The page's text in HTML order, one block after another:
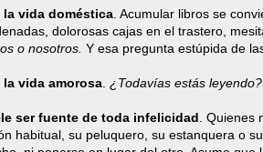
la vida doméstica . Acumular libros se
dolorosas cajas en el trastero,
o nosotros. Y esa pregunta estúpida de
vida amorosa ¿Todavías estás leyendo?
ser fuente de toda infelicidad .
habitual, su peluquero, su estanquera o